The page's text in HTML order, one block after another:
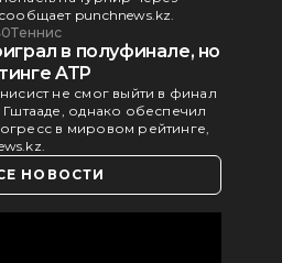
punchnews.kz.
Теннис
в полуфинале, но
ATP
не смог выйти в финал
Гштааде, однако обеспечил
в мировом рейтинге,
НОВОСТИ